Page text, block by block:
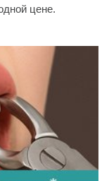
цене.